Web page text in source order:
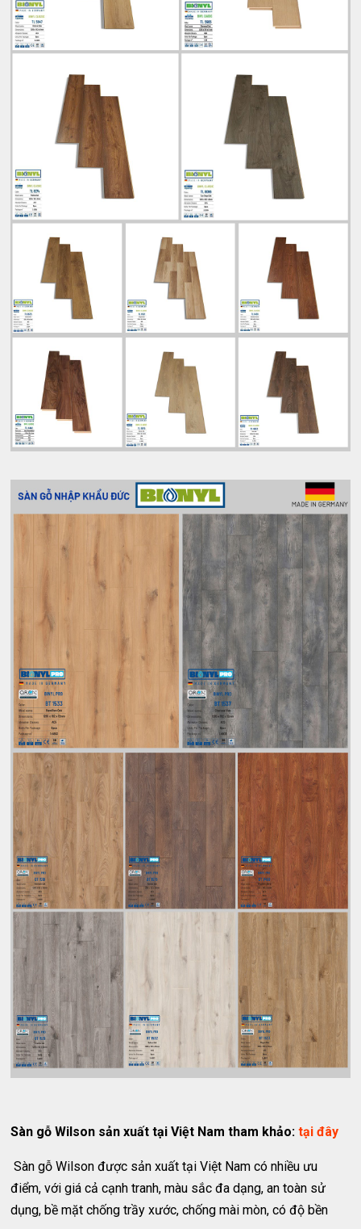
Sàn gỗ Wilson sản xuất tại Việt Nam tham khảo: tại đây
Sàn gỗ Wilson được sản xuất tại Việt Nam có nhiều ưu
điểm, với giá cả cạnh tranh, màu sắc đa dạng, an toàn sử
dụng, bề mặt chống trầy xước, chống mài mòn, có độ bền